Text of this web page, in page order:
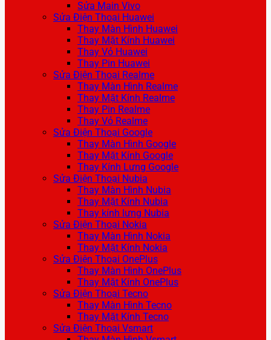
Sửa Main Vivo
Sửa Điện Thoại Huawei
Thay Màn Hình Huawei
Thay Mặt Kính Huawei
Thay Vỏ Huawei
Thay Pin Huawei
Sửa Điện Thoại Realme
Thay Màn Hình Realme
Thay Mặt Kính Realme
Thay Pin Realme
Thay Vỏ Realme
Sửa Điện Thoại Google
Thay Màn Hình Google
Thay Mặt Kính Google
Thay Kính Lưng Google
Sửa Điện Thoại Nubia
Thay Màn Hình Nubia
Thay Mặt Kính Nubia
Thay kính lưng Nubia
Sửa Điện Thoại Nokia
Thay Màn Hình Nokia
Thay Mặt Kính Nokia
Sửa Điện Thoại OnePlus
Thay Màn Hình OnePlus
Thay Mặt Kính OnePlus
Sửa Điện Thoại Tecno
Thay Màn Hình Tecno
Thay Mặt Kính Tecno
Sửa Điện Thoại Vsmart